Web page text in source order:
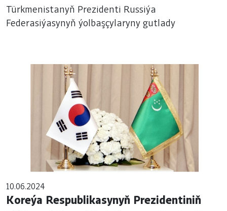
Türkmenistanyň Prezidenti Russiýa
Federasiýasynyň ýolbaşçylaryny gutlady
10.06.2024
Koreýa Respublikasynyň Prezidentiniň